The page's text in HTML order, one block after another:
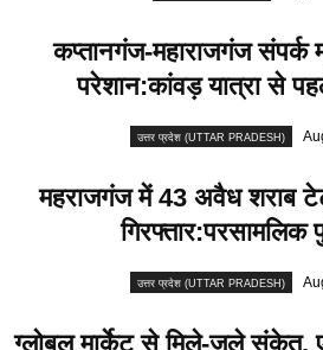
कप्तानगंज-महाराजगंज संपर्क
परेशान:कांवड़ यात्रा से
उत्तर प्रदेश (UTTAR PRADESH)
महराजगंज में 43 अवैध शराब
गिरफ्तार:परसामलिक
उत्तर प्रदेश (UTTAR PRADESH)
ग्लोबल मार्केट से मिले-जुले संकेत,